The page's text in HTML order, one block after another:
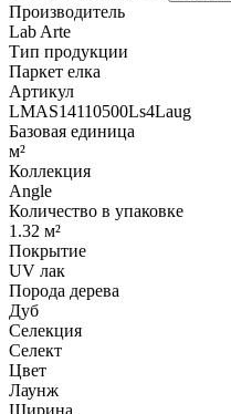
Производитель
Lab Arte
Тип продукции
Паркет елка
Артикул
LMAS14110500Ls4Laug
Базовая единица
м²
Коллекция
Angle
Количество в упаковке
1.32 м²
Покрытие
UV лак
Порода дерева
Дуб
Селекция
Селект
Цвет
Лаунж
Ширина